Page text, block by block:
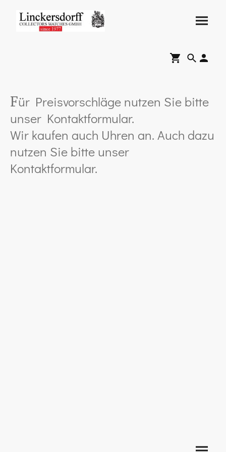
Für Preisvorschläge nutzen Sie bitte
unser Kontaktformular.
Wir kaufen auch Uhren an. Auch dazu
nutzen Sie bitte unser
Kontaktformular.